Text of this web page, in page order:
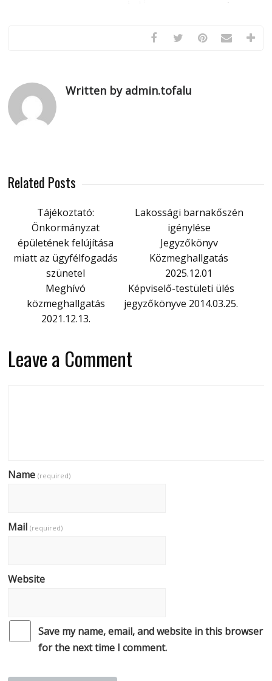
Written by admin.tofalu
Related Posts
Tájékoztató:
Önkormányzat
épületének felújítása
miatt az ügyfélfogadás
szünetel
Lakossági barnakőszén
igénylése
Jegyzőkönyv
Közmeghallgatás
2025.12.01
Meghívó
közmeghallgatás
2021.12.13.
Képviselő-testületi ülés
jegyzőkönyve 2014.03.25.
Leave a Comment
Name(required)
Mail(required)
Website
Save my name, email, and website in this browser
for the next time I comment.